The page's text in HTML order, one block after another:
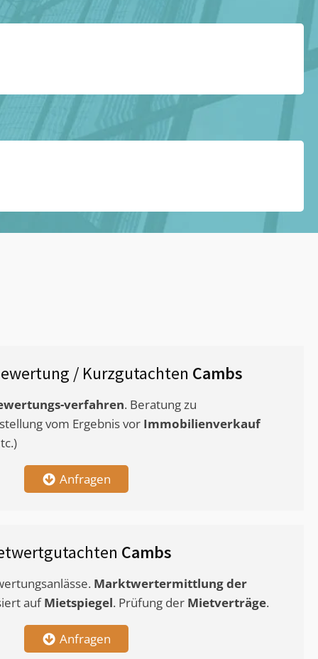
/ Kurzgutachten Cambs
verfahren. Beratung zu
vom Ergebnis vor Immobilienverkauf
Anfragen
Cambs
Marktwertermittlungder
aufMietspiegel. Prüfung der Mietverträge.
Anfragen